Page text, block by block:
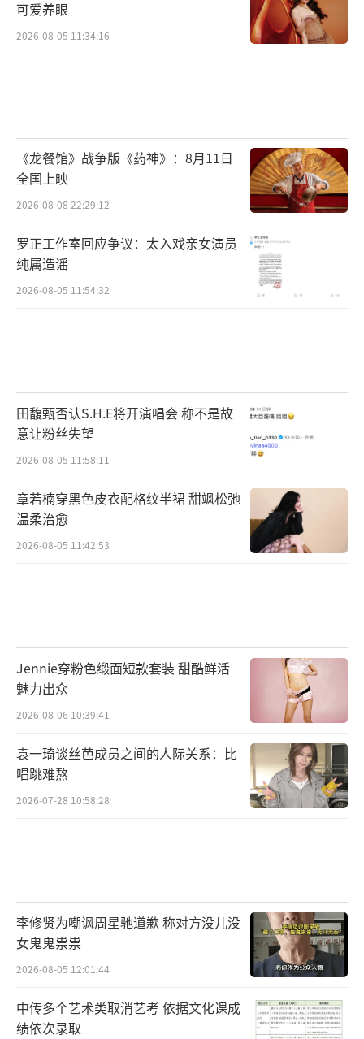
可爱养眼
2026-08-05 11:34:16
《龙餐馆》战争版《药神》：8月11日
全国上映
2026-08-08 22:29:12
罗正工作室回应争议：太入戏亲女演员
纯属造谣
2026-08-05 11:54:32
田馥甄否认S.H.E将开演唱会 称不是故
意让粉丝失望
2026-08-05 11:58:11
章若楠穿黑色皮衣配格纹半裙 甜飒松弛
温柔治愈
2026-08-05 11:42:53
Jennie穿粉色缎面短款套装 甜酷鲜活
魅力出众
2026-08-06 10:39:41
袁一琦谈丝芭成员之间的人际关系：比
唱跳难熬
2026-07-28 10:58:28
李修贤为嘲讽周星驰道歉 称对方没儿没
女鬼鬼祟祟
2026-08-05 12:01:44
中传多个艺术类取消艺考 依据文化课成
绩依次录取